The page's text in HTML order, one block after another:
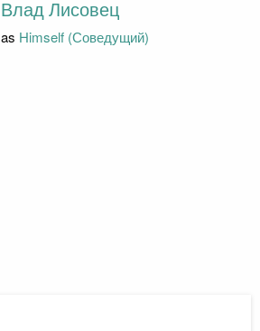
Влад Лисовец
as Himself (Соведущий)